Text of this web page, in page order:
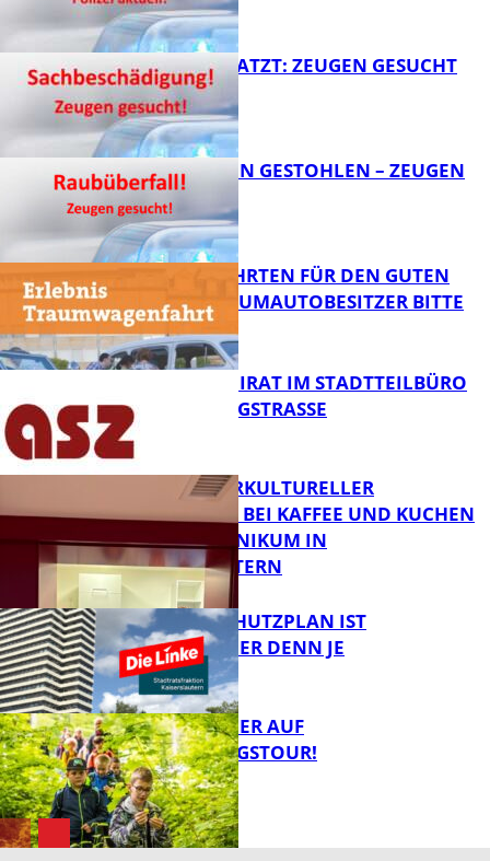
AUTO ZERKRATZT: ZEUGEN GESUCHT
FB News
TEURE KETTEN GESTOHLEN – ZEUGEN
GESUCHT!
FB News
SPENDENFAHRTEN FÜR DEN GUTEN
ZWECK – TRAUMAUTOBESITZER BITTE
MELDEN!
FB News
SENIORENBEIRAT IM STADTTEILBÜRO
IN DER KÖNIGSTRASSE
FB Gesundheit
NEUER INTERKULTURELLER
TREFFPUNKT BEI KAFFEE UND KUCHEN
IM PFALZKLINIKUM IN
KAISERSLAUTERN
FB News
EIN HITZESCHUTZPLAN IST
NOTWENDIGER DENN JE
MIT DEM JÄGER AUF
ENTDECKUNGSTOUR!